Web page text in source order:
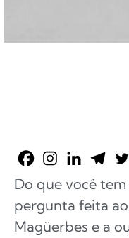
Do que você
pergunta feita
Magüerbes e a